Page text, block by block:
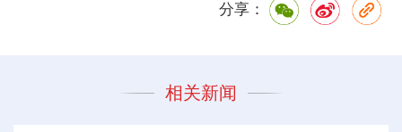
分享：
相关新闻